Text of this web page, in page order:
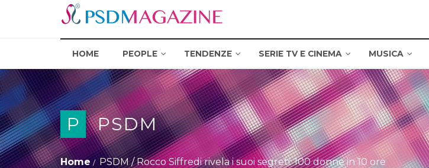
HOME PEOPLE TENDENZE SERIE TV E CINEMA MUSICA
P PSDM
Home PSDM /Rocco Siffredi rivela i suoi segreti: 100 donne in 10 ore